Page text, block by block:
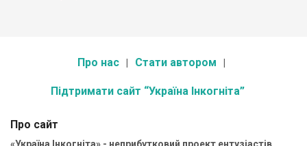
Про нас Стати автором
Підтримати сайт “Україна Інкогніта”
Про сайт